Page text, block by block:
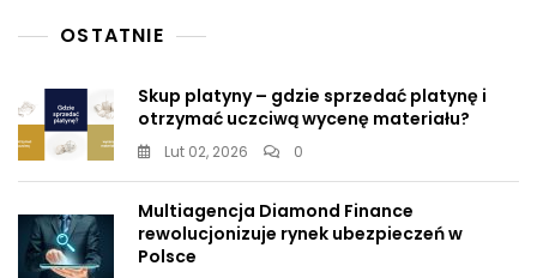
OSTATNIE
Skup platyny – gdzie sprzedać platynę i
otrzymać uczciwą wycenę materiału?
Lut 02, 2026 0
Multiagencja Diamond Finance
rewolucjonizuje rynek ubezpieczeń w
Polsce